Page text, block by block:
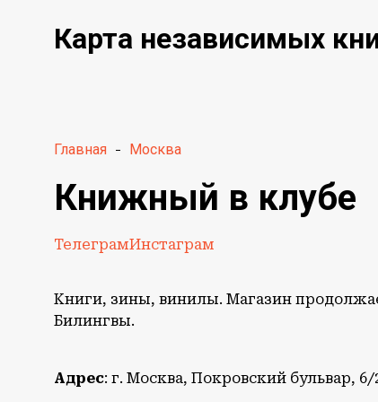
Карта независимых
Главная - Москва
Книжный в клубе
ТелеграмИнстаграм
Книги, зины, винилы. Магазин
Билингвы.
Адрес: г. Москва, Покровский бульвар,